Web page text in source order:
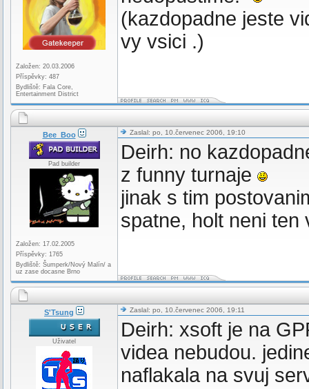
Založen: 20.03.2006
Příspěvky: 487
Bydliště: Fala Core,
Entertainment District
(kazdopadne jeste
vy vsici .)
Bee_Boo
Pad builder
Založen: 17.02.2005
Příspěvky: 1765
Bydliště: Šumperk/Nový Malín/ a
uz zase docasne Brno
Zaslal: po, 10.červenec 2006, 19:10
Deirh: no
z funny turnaje
jinak s tim
spatne, holt neni ten
S'Tsung
Uživatel
Zaslal: po, 10.červenec 2006, 19:11
Deirh: xsoft je na
videa nebudou.
naflakala na svuj